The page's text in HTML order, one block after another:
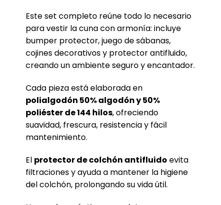
Este set completo reúne todo lo necesario
para vestir la cuna con armonía: incluye
bumper protector, juego de sábanas,
cojines decorativos y protector antifluido,
creando un ambiente seguro y encantador.
Cada pieza está elaborada en
polialgodón 50% algodón y 50%
poliéster de 144 hilos, ofreciendo
suavidad, frescura, resistencia y fácil
mantenimiento.
El protector de colchón antifluido evita
filtraciones y ayuda a mantener la higiene
del colchón, prolongando su vida útil.